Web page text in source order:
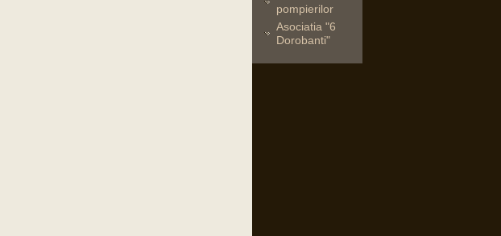
pompierilor
Asociatia "6
Dorobanti"